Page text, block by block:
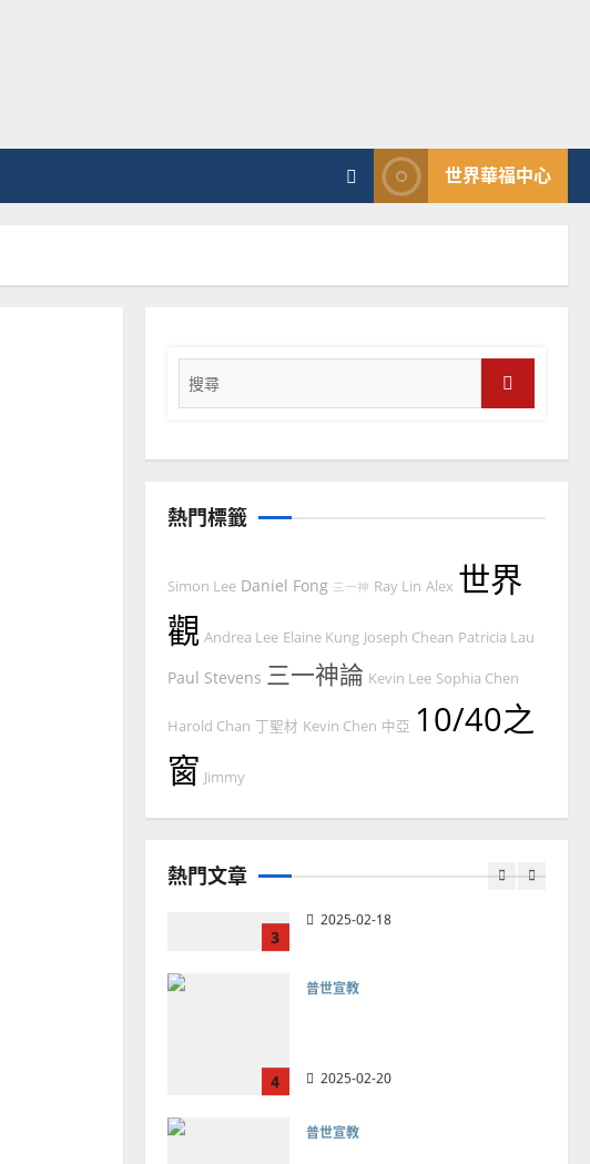
世界華福中心
Search
for:
熱門標籤
Simon Lee Daniel Fong 三一神 Ray Lin Alex 世界
觀 Andrea Lee Elaine Kung Joseph Chean Patricia Lau
Paul Stevens 三一神論 Kevin Lee Sophia Chen
Harold Chan 丁聖材 Kevin Chen 中亞 10/40之
窗 Jimmy
熱門文章
5 2025-02-20
普世宣教
德國華人宣教經歷｜吳振
忠、溫淑芳
1
如何以國度思維建造地方堂
2024-01-09
2
普世宣教
福音未及之民的定義、現況
2025-02-18
3
普世宣教
｜黃約瑟
普世宣教
陽瑞萍